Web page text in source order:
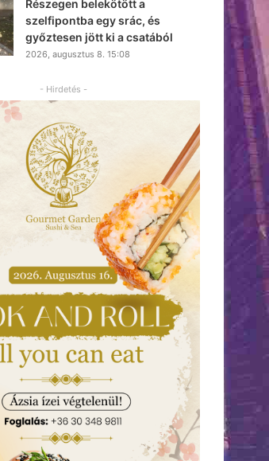
Részegen belekötött a
szelfipontba egy srác, és
győztesen jött ki a csatából
2026, augusztus 8. 15:08
- Hirdetés -